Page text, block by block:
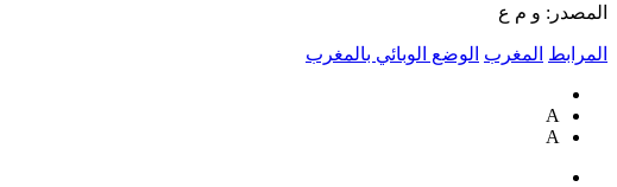
المصدر: و م ع
المرابط المغرب الوضع الوبائي بالمغرب
A
A